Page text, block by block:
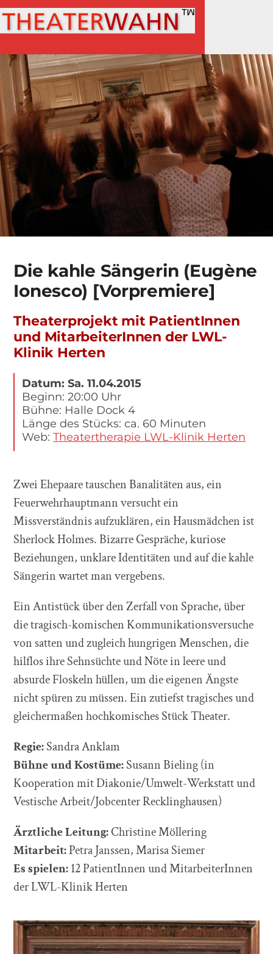
Die kahle Sängerin (Eugène
Ionesco) [Vorpremiere]
Theaterprojekt mit PatientInnen
und MitarbeiterInnen der LWL-
Klinik Herten
Datum: Sa. 11.04.2015
Beginn: 20:00 Uhr
Bühne: Halle Dock 4
Länge des Stücks: ca. 60 Minuten
Web:Theatertherapie LWL-Klinik Herten
Zwei Ehepaare tauschen Banalitäten aus, ein
Feuerwehrhauptmann versucht ein
Missverständnis aufzuklären, ein Hausmädchen ist
Sherlock Holmes. Bizarre Gespräche, kuriose
Beziehungen, unklare Identitäten und auf die kahle
Sängerin wartet man vergebens.
Ein Antistück über den Zerfall von Sprache, über
die tragisch-komischen Kommunikationsversuche
von satten und zugleich hungrigen Menschen, die
hilflos ihre Sehnsüchte und Nöte in leere und
absurde Floskeln hüllen, um die eigenen Ängste
nicht spüren zu müssen. Ein zutiefst tragisches und
gleichermaßen hochkomisches Stück Theater.
Regie:Sandra Anklam
Bühne und Kostüme:Susann Bieling (in
Kooperation mit Diakonie/Umwelt-Werkstatt und
Vestische Arbeit/Jobcenter Recklinghausen)
Ärztliche Leitung:Christine Möllering
Mitarbeit:Petra Janssen, Marisa Siemer
Es spielen:12 PatientInnen und MitarbeiterInnen
der LWL-Klinik Herten